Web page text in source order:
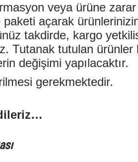
veya ürüne
açarak
takdirde, kargo
Tutanak tutulan ürünler
değişimi yapılacaktır.
gerekmektedir.